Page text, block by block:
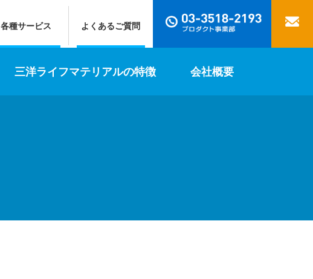
各種サービス よくあるご質問
三洋ライフマテリアルの特徴 会社概要